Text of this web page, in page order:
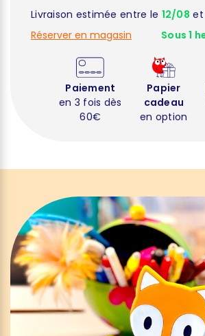
Livraison estimée entre le 12/08 et
Réserver en magasin
Sous 1
Paiement
en 3 fois dès
60€
Papier
cadeau
en option